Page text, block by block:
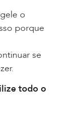
o
porque
se
todo o